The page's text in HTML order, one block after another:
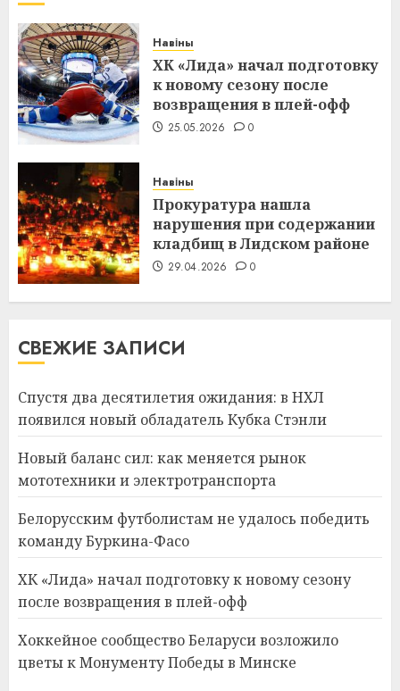
Навіны
ХК «Лида» начал подготовку
к новому сезону после
возвращения в плей-офф
25.05.2026 0
Навіны
Прокуратура нашла
нарушения при содержании
кладбищ в Лидском районе
29.04.2026 0
СВЕЖИЕ ЗАПИСИ
Спустя два десятилетия ожидания: в НХЛ
появился новый обладатель Кубка Стэнли
Новый баланс сил: как меняется рынок
мототехники и электротранспорта
Белорусским футболистам не удалось победить
команду Буркина-Фасо
ХК «Лида» начал подготовку к новому сезону
после возвращения в плей-офф
Хоккейное сообщество Беларуси возложило
цветы к Монументу Победы в Минске